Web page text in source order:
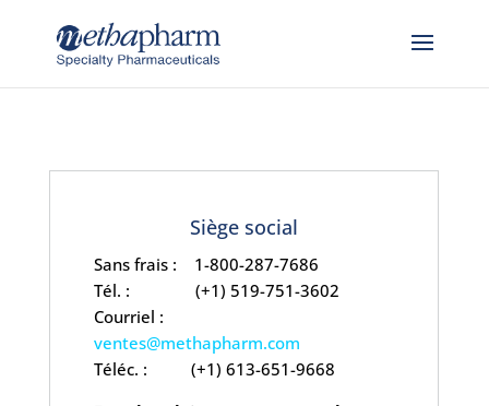
Siège social
Sans frais : 1-800-287-7686
Tél. : (+1) 519-751-3602
Courriel :
ventes@methapharm.com
Téléc. : (+1) 613-651-9668